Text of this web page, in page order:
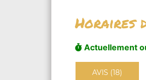
Horaires
Actuellement
AVIS (18)